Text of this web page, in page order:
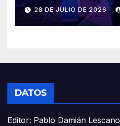
28 DE JULIO DE 2026
DATOS
Editor: Pablo Damián Lescano